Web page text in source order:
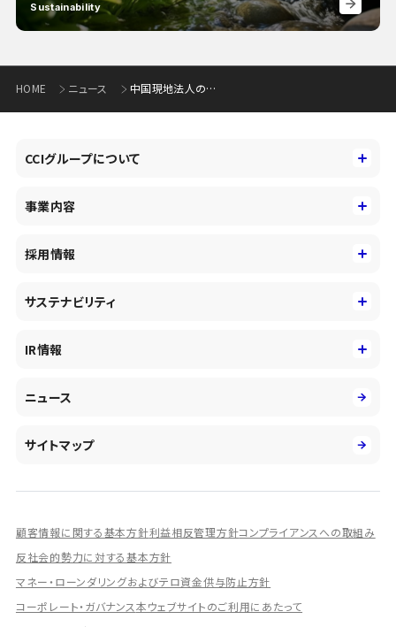
Sustainability
HOME ニュース 中国現地法人の閉鎖について
CCIグループについて
コーポレートアイデンティティ
会社概要・沿革
事業内容
コンサルティング&アドバイザリー
投資事業の拡大
DXとシステムモダナイゼーション
人的資本経営の取組み
採用情報
キャリア採用
障がい者採用
サステナビリティ
社会
IR情報
有価証券報告書／四半期報告書
統合報告書
ディスクロージャー誌
IRプレゼンテーション資料
シェアードリサーチ社による調査レポート
IRに関するよくあるご質問
ニュース
サイトマップ
顧客情報に関する基本方針利益相反管理方針コンプライアンスへの取組み
反社会的勢力に対する基本方針
マネー・ローンダリングおよびテロ資金供与防止方針
コーポレート・ガバナンス本ウェブサイトのご利用にあたって